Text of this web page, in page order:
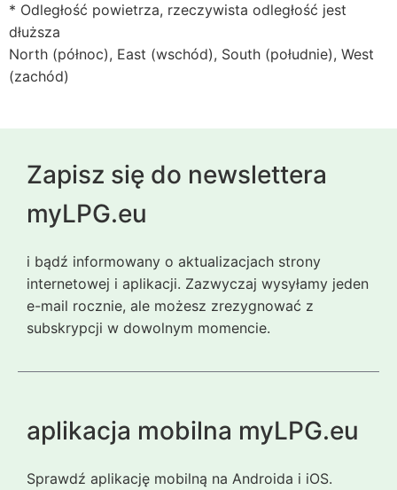
* Odległość powietrza, rzeczywista odległość jest
dłuższa
North (północ), East (wschód), South (południe), West
(zachód)
Zapisz się do newslettera
myLPG.eu
i bądź informowany o aktualizacjach strony
internetowej i aplikacji. Zazwyczaj wysyłamy jeden
e-mail rocznie, ale możesz zrezygnować z
subskrypcji w dowolnym momencie.
aplikacja mobilna myLPG.eu
Sprawdź aplikację mobilną na Androida i iOS.